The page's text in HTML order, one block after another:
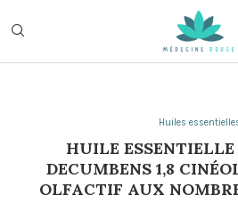
Huiles
HUILE ESSENTIELLE
DECUMBENS 1,8
OLFACTIF AUX